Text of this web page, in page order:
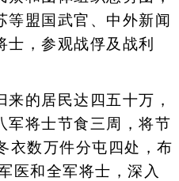
等盟国武官、中外新闻
，参观战俘及战利
的居民达四五十万，
军将士节食三周，将节
衣数万件分屯四处，布
医和全军将士，深入